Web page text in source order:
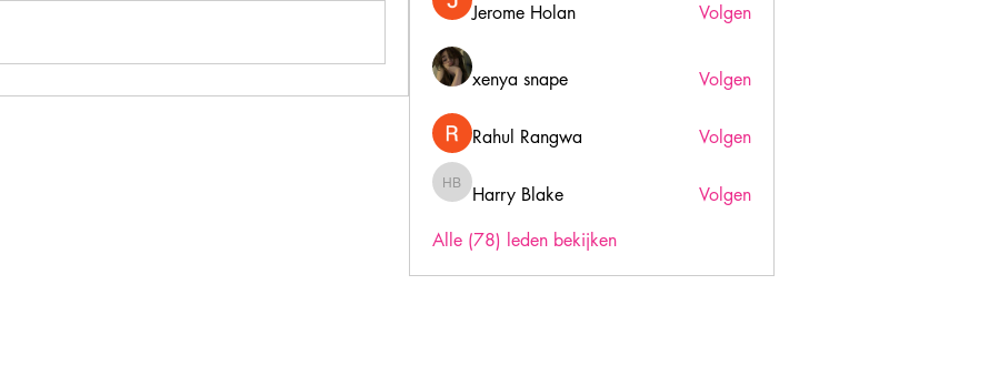
Jerome Holan Volgen
xenya snape Volgen
Rahul Rangwa Volgen
Harry Blake
Harry Blake
Volgen
Alle (78) leden bekijken